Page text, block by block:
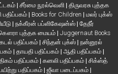
| சீர்மை நூல்வெளி | திருவரசு புத்தக
பதிப்பகம்| Books for Children | மலர் புக்ஸ்
| நக்கீரன் பப்ளிகேஷன்ஸ் | தேநீர்
புத்தக மையம் | Juggernaut Books
கடல் பதிப்பகம் | சிந்தன் புக்ஸ் | நன்னூல்
| தாயதி பதிப்பகம் | ஆதி பதிப்பகம் |
பதிப்பகம் | கனலி பதிப்பகம் | சிக்ஸ்த்
பதிப்பகம்| ஜீவா படைப்பகம் |